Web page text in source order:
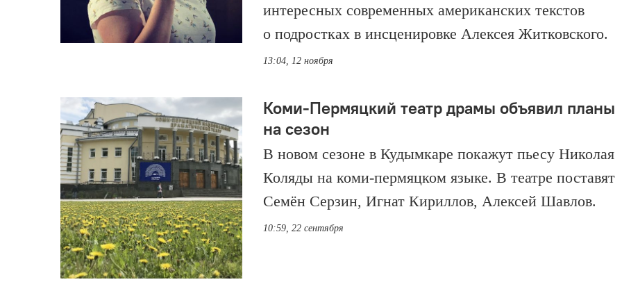
интересных современных американских текстов
о подростках в инсценировке Алексея Житковского.
13:04, 12 ноября
Коми-Пермяцкий театр драмы объявил планы
на сезон
В новом сезоне в Кудымкаре покажут пьесу Николая
Коляды на коми-пермяцком языке. В театре поставят
Семён Серзин, Игнат Кириллов, Алексей Шавлов.
10:59, 22 сентября